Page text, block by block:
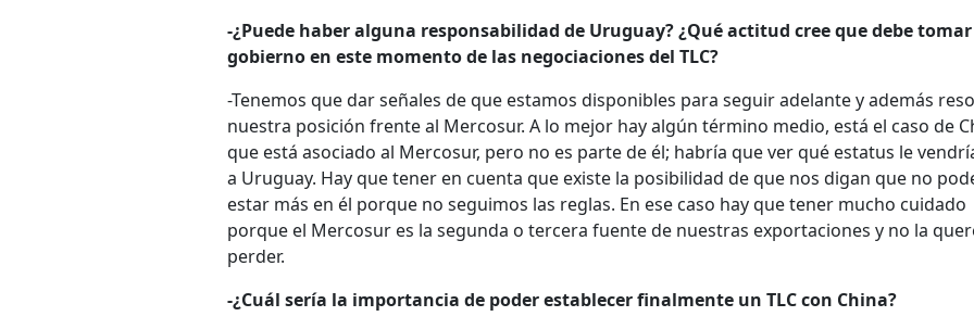
-¿Puede haber alguna responsabilidad de Uruguay? ¿Qué actitud cree que debe
gobierno en este momento de las negociaciones del TLC?
-Tenemos que dar señales de que estamos disponibles para seguir adelante y además
nuestra posición frente al Mercosur. A lo mejor hay algún término medio, está el caso de
que está asociado al Mercosur, pero no es parte de él; habría que ver qué estatus le
a Uruguay. Hay que tener en cuenta que existe la posibilidad de que nos digan que no
estar más en él porque no seguimos las reglas. En ese caso hay que tener mucho cuidado
porque el Mercosur es la segunda o tercera fuente de nuestras exportaciones y no la
perder.
-¿Cuál sería la importancia de poder establecer finalmente un TLC con China?